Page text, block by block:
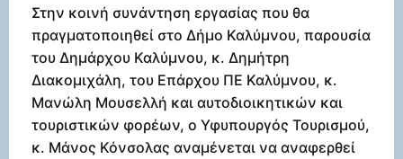
Στην κοινή συνάντηση εργασίας που θα
πραγματοποιηθεί στο Δήμο Καλύμνου, παρουσία
του Δημάρχου Καλύμνου, κ. Δημήτρη
Διακομιχάλη, του Επάρχου ΠΕ Καλύμνου, κ.
Μανώλη Μουσελλή και αυτοδιοικητικών και
τουριστικών φορέων, ο Υφυπουργός Τουρισμού,
κ. Μάνος Κόνσολας αναμένεται να αναφερθεί